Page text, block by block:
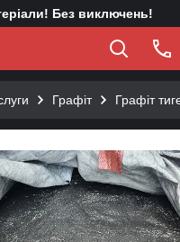
Без виключень!
Графіт Графіт